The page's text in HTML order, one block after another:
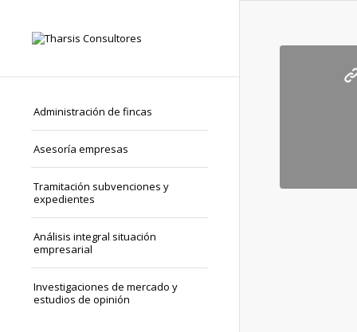
Administración de fincas
Asesoría empresas
Tramitación subvenciones y
expedientes
Análisis integral situación
empresarial
Investigaciones de mercado y
estudios de opinión